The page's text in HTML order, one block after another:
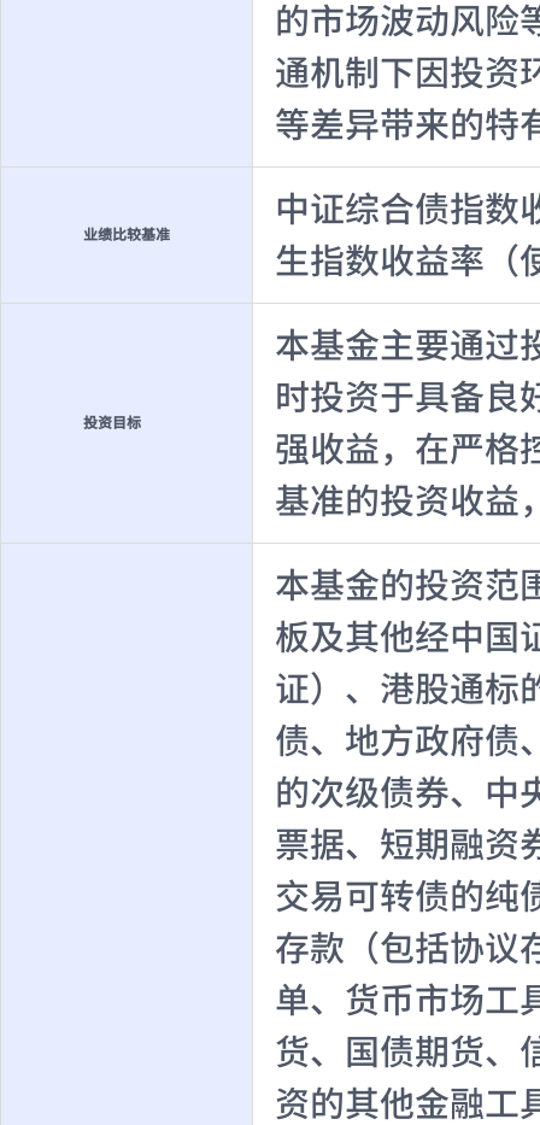
的市场波动风险
通机制下因投资
等差异带来的特
业绩比较基准
中证综合债指数
生指数收益率（
投资目标
本基金主要通过
时投资于具备良
强收益，在严格
基准的投资收益
本基金的投资范
板及其他经中国
证）、港股通标
债、地方政府债
的次级债券、中
票据、短期融资
交易可转债的纯
存款（包括协议
单、货币市场工
货、国债期货、
资的其他金融工